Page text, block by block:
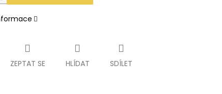
ZEPTAT SE HLÍDAT SDÍLET